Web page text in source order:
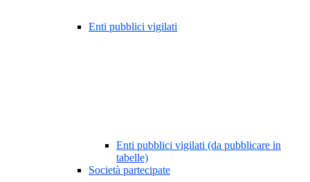
Enti pubblici vigilati
Enti pubblici vigilati (da pubblicare in
tabelle)
Società partecipate